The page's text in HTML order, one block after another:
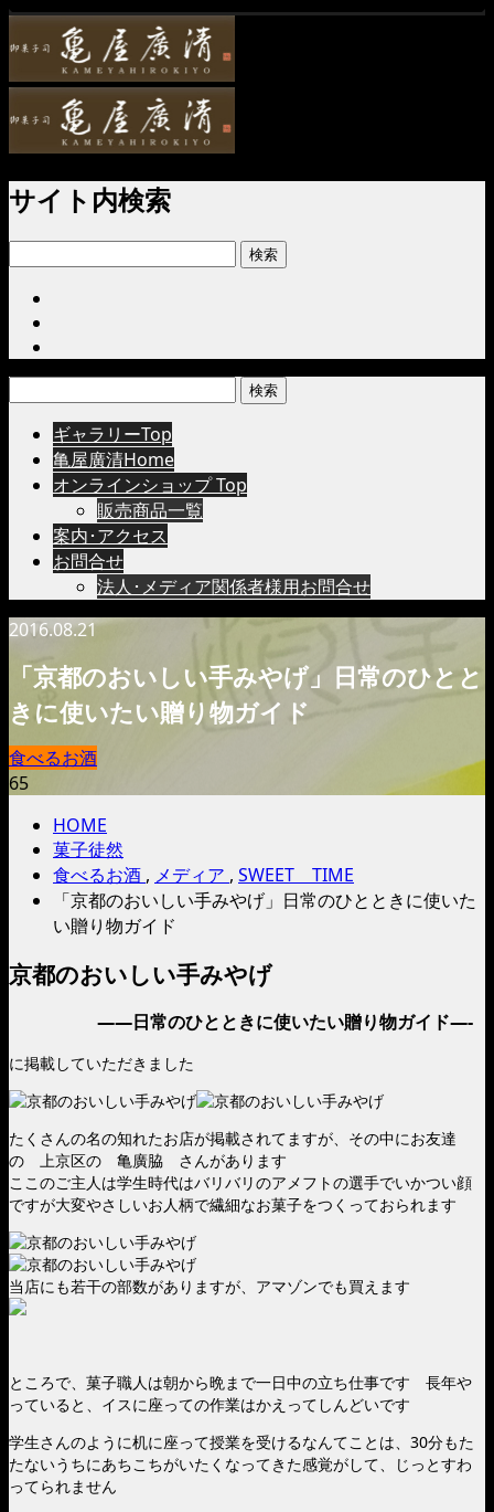
サイト内検索
ギャラリーTop
亀屋廣清Home
オンラインショップ Top
販売商品一覧
案内･アクセス
お問合せ
法人･メディア関係者様用お問合せ
2016.08.21
「京都のおいしい手みやげ」日常のひとと
きに使いたい贈り物ガイド
食べるお酒
65
HOME
菓子徒然
食べるお酒 , メディア , SWEET TIME
「京都のおいしい手みやげ」日常のひとときに使いた
い贈り物ガイド
京都のおいしい手みやげ
——日常のひとときに使いたい贈り物ガイド—-
に掲載していただきました
たくさんの名の知れたお店が掲載されてますが、その中にお友達
の 上京区の 亀廣脇 さんがあります
ここのご主人は学生時代はバリバリのアメフトの選手でいかつい顔
ですが大変やさしいお人柄で繊細なお菓子をつくっておられます
当店にも若干の部数がありますが、アマゾンでも買えます
ところで、菓子職人は朝から晩まで一日中の立ち仕事です 長年や
っていると、イスに座っての作業はかえってしんどいです
学生さんのように机に座って授業を受けるなんてことは、30分もた
たないうちにあちこちがいたくなってきた感覚がして、じっとすわ
ってられません